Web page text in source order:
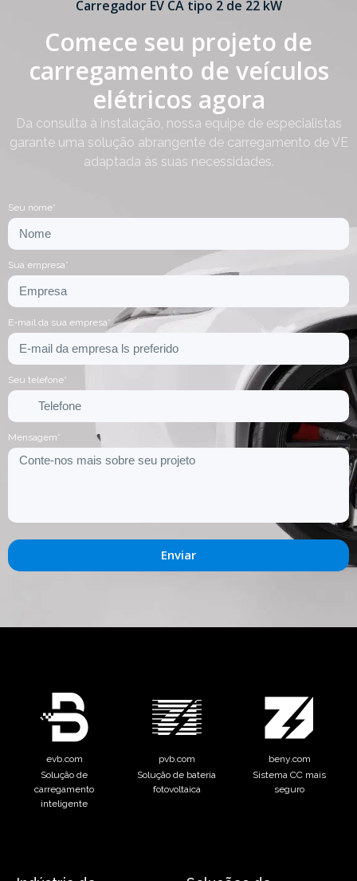
Carregador EV CA tipo 2 de 22 kW
Comece seu projeto de
carregamento de veículos
elétricos agora
Da consulta à instalação, nossa equipe de especialistas
garante uma solução abrangente de carregamento de VE
adaptada às suas necessidades.
Seu nome*
Sua empresa*
E-mail da sua empresa*
Seu telefone*
Mensagem*
Enviar
evb.com
Solução de
carregamento
inteligente
pvb.com
Solução de bateria
fotovoltaica
beny.com
Sistema CC mais
seguro